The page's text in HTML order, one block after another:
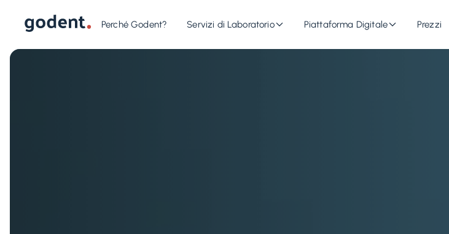
Perché Godent? Servizi di Laboratorio Piattaforma Digitale Prezzi